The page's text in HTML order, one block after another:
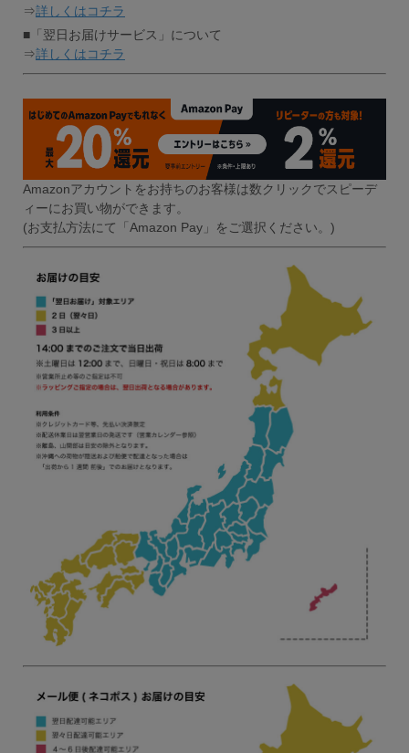
⇒詳しくはコチラ
■「翌日お届けサービス」について
⇒詳しくはコチラ
Amazonアカウントをお持ちのお客様は数クリックでスピーデ
ィーにお買い物ができます。
(お支払方法にて「Amazon Pay」をご選択ください。)